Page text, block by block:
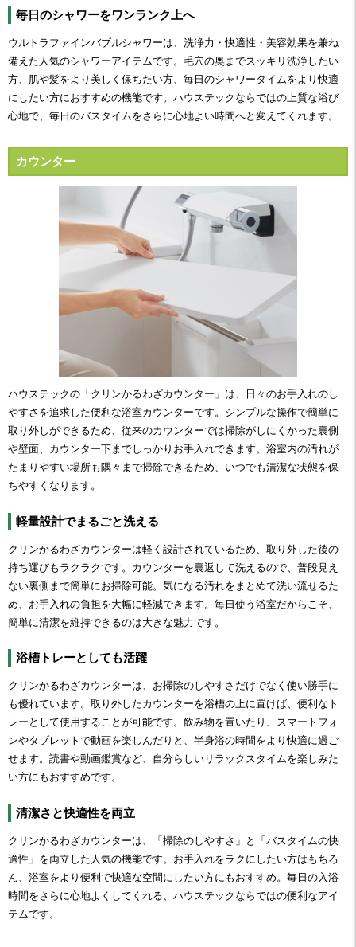
毎日のシャワーをワンランク上へ
ウルトラファインバブルシャワーは、洗浄力・快適性・美容効果を兼ね
備えた人気のシャワーアイテムです。毛穴の奥までスッキリ洗浄したい
方、肌や髪をより美しく保ちたい方、毎日のシャワータイムをより快適
にしたい方におすすめの機能です。ハウステックならではの上質な浴び
心地で、毎日のバスタイムをさらに心地よい時間へと変えてくれます。
カウンター
ハウステックの「クリンかるわざカウンター」は、日々のお手入れのし
やすさを追求した便利な浴室カウンターです。シンプルな操作で簡単に
取り外しができるため、従来のカウンターでは掃除がしにくかった裏側
や壁面、カウンター下までしっかりお手入れできます。浴室内の汚れが
たまりやすい場所も隅々まで掃除できるため、いつでも清潔な状態を保
ちやすくなります。
軽量設計でまるごと洗える
クリンかるわざカウンターは軽く設計されているため、取り外した後の
持ち運びもラクラクです。カウンターを裏返して洗えるので、普段見え
ない裏側まで簡単にお掃除可能。気になる汚れをまとめて洗い流せるた
め、お手入れの負担を大幅に軽減できます。毎日使う浴室だからこそ、
簡単に清潔を維持できるのは大きな魅力です。
浴槽トレーとしても活躍
クリンかるわざカウンターは、お掃除のしやすさだけでなく使い勝手に
も優れています。取り外したカウンターを浴槽の上に置けば、便利なト
レーとして使用することが可能です。飲み物を置いたり、スマートフォ
ンやタブレットで動画を楽しんだりと、半身浴の時間をより快適に過ご
せます。読書や動画鑑賞など、自分らしいリラックスタイムを楽しみた
い方にもおすすめです。
清潔さと快適性を両立
クリンかるわざカウンターは、「掃除のしやすさ」と「バスタイムの快
適性」を両立した人気の機能です。お手入れをラクにしたい方はもちろ
ん、浴室をより便利で快適な空間にしたい方にもおすすめ。毎日の入浴
時間をさらに心地よくしてくれる、ハウステックならではの便利なアイ
テムです。